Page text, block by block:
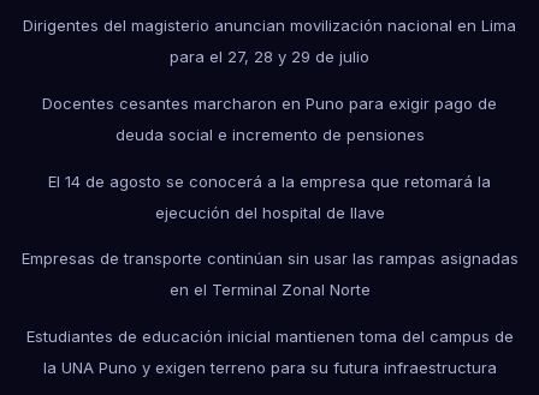
Dirigentes del magisterio anuncian movilización nacional en Lima
para el 27, 28 y 29 de julio
Docentes cesantes marcharon en Puno para exigir pago de
deuda social e incremento de pensiones
El 14 de agosto se conocerá a la empresa que retomará la
ejecución del hospital de Ilave
Empresas de transporte continúan sin usar las rampas asignadas
en el Terminal Zonal Norte
Estudiantes de educación inicial mantienen toma del campus de
la UNA Puno y exigen terreno para su futura infraestructura